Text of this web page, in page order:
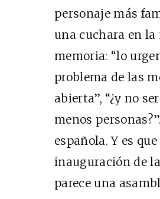
personaje más
una cuchara en
memoria: “lo
problema de las
abierta”, “¿y no
menos
española. Y es
inauguración de
parece una